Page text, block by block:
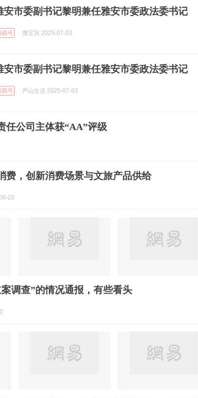
安市委副书记黎明兼任雅安市委政法委书记
易号 微宝兴 2025-07-03
安市委副书记黎明兼任雅安市委政法委书记
易号 芦山生活 2025-07-03
任公司主体获“AA”评级
费，创新消费场景与文旅产品供给
20
调查”的情况通报，有些看头